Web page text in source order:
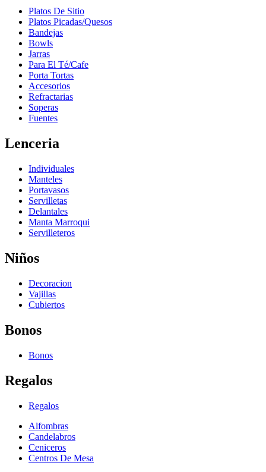
Platos De Sitio
Platos Picadas/Quesos
Bandejas
Bowls
Jarras
Para El Té/Cafe
Porta Tortas
Accesorios
Refractarias
Soperas
Fuentes
Lenceria
Individuales
Manteles
Portavasos
Servilletas
Delantales
Manta Marroqui
Servilleteros
Niños
Decoracion
Vajillas
Cubiertos
Bonos
Bonos
Regalos
Regalos
Alfombras
Candelabros
Ceniceros
Centros De Mesa